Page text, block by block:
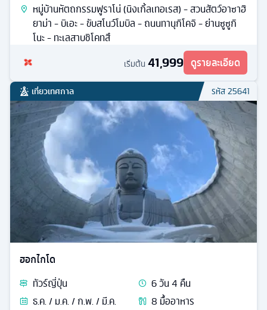
หมู่บ้านหัตถกรรมฟูราโน่ (นิงเกิ้ลเทอเรส) - สวนสัตว์อาซาฮิ
ยาม่า - บิเอะ - ขับสโนว์โมบิล - ถนนทานุกิโคจิ - ย่านซูซูกิ
โนะ - ทะเลสาบชิโคทสึ
เริ่มต้น 41,999 ดูรายละเอียด
เที่ยวเทศกาล รหัส25641
ฮอกไกโด
ทัวร์ญี่ปุ่น 6วัน4 คืน
ธ.ค. / ม.ค. / ก.พ. / มี.ค.
8 มื้ออาหาร